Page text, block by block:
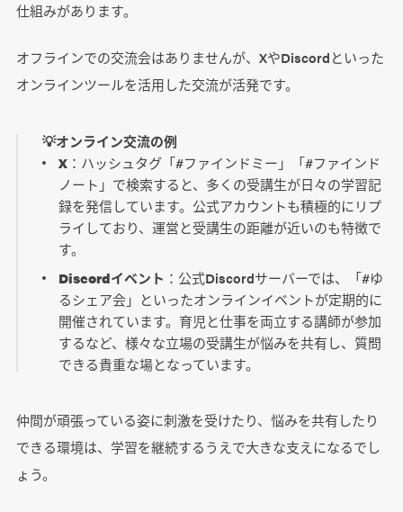
仕組みがあります。
オフラインでの交流会はありませんが、XやDiscordといった
オンラインツールを活用した交流が活発です。
💡オンライン交流の例
X ：ハッシュタグ「#ファインドミー」「#ファインド
ノート」で検索すると、多くの受講生が日々の学習記
録を発信しています。公式アカウントも積極的にリプ
ライしており、運営と受講生の距離が近いのも特徴で
す。
Discordイベント ：公式Discordサーバーでは、「#ゆ
るシェア会」といったオンラインイベントが定期的に
開催されています。育児と仕事を両立する講師が参加
するなど、様々な立場の受講生が悩みを共有し、質問
できる貴重な場となっています。
仲間が頑張っている姿に刺激を受けたり、悩みを共有したり
できる環境は、学習を継続するうえで大きな支えになるでし
ょう。